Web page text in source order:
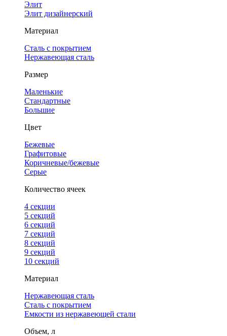
Элит
Элит дизайнерский
Материал
Сталь с покрытием
Нержавеющая сталь
Размер
Маленькие
Стандартные
Большие
Цвет
Бежевые
Графитовые
Коричневые/бежевые
Серые
Количество ячеек
4 cекции
5 секций
6 секций
7 секций
8 секций
9 секций
10 секций
Материал
Нержавеющая сталь
Сталь с покрытием
Емкости из нержавеющей стали
Объем, л